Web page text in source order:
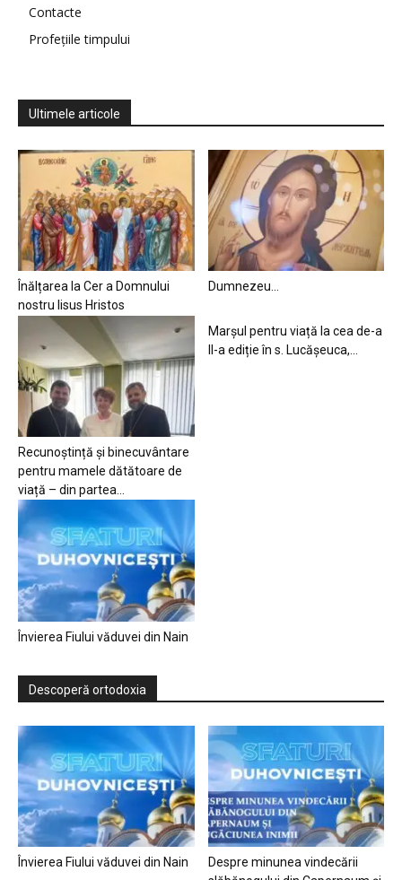
Contacte
Profețiile timpului
Ultimele articole
Înălțarea la Cer a Domnului
nostru Iisus Hristos
Dumnezeu…
Recunoștință și binecuvântare
pentru mamele dătătoare de
viață – din partea...
Marșul pentru viață la cea de-a
II-a ediție în s. Lucășeuca,...
Învierea Fiului văduvei din Nain
Descoperă ortodoxia
Învierea Fiului văduvei din Nain
Despre minunea vindecării